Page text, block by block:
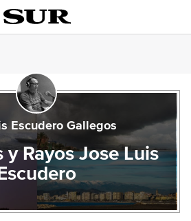
Escudero Gallegos
y Rayos Jose Luis
Escudero